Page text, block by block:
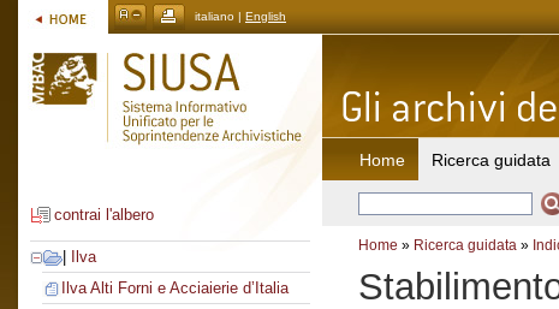
italiano | English
contrai l'albero
Ilva
Ilva Alti Forni e Acciaierie d’Italia
Home Ricerca guidata
Home » Ricerca guidata »